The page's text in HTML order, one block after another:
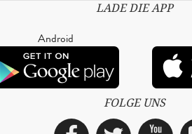
LADE DIE APP
Android
FOLGE UNS